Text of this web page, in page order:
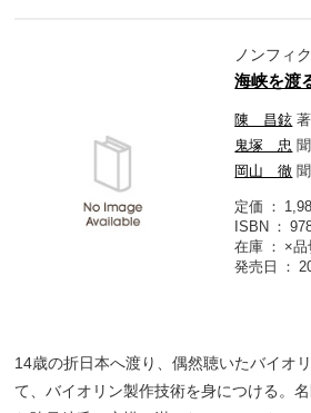
ノンフィ
海峡を渡
陳 昌鉉 著
鬼塚 忠
岡山 徹
定価
ISBN
在庫
×品
発売日
14歳の折日本へ渡り、偶然聴いたバイオ
て、バイオリン製作技術を身につける。